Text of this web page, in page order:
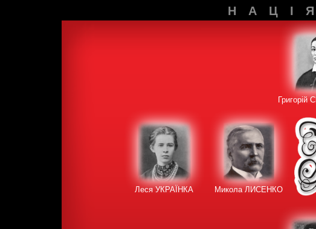
Микола ЛИСЕНКО
Леся УКРАЇНКА